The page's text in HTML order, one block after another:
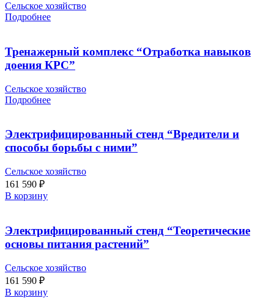
Сельское хозяйство
Подробнее
Тренажерный комплекс “Отработка навыков
доения КРС”
Сельское хозяйство
Подробнее
Электрифицированный стенд “Вредители и
способы борьбы с ними”
Сельское хозяйство
161 590 ₽
В корзину
Электрифицированный стенд “Теоретические
основы питания растений”
Сельское хозяйство
161 590 ₽
В корзину